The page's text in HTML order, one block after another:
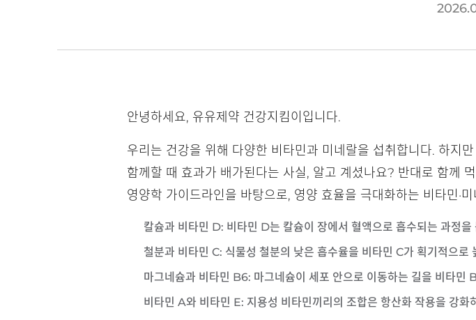
안녕하세요, 유유제약 건강지킴이입니다.
우리는 건강을 위해 다양한 비타민과 미네랄을 섭취합니다. 하지
함께할 때 효과가 배가된다는 사실, 알고 계셨나요? 반대로 함께
영양학 가이드라인을 바탕으로, 영양 효율을 극대화하는 비타민·
칼슘과 비타민 D: 비타민 D는 칼슘이 장에서 혈액으로 흡수되는 과정을
철분과 비타민 C: 식물성 철분의 낮은 흡수율을 비타민 C가 획기적으로
마그네슘과 비타민 B6: 마그네슘이 세포 안으로 이동하는 길을 비타민
비타민 A와 비타민 E: 지용성 비타민끼리의 조합은 항산화 작용을 강화